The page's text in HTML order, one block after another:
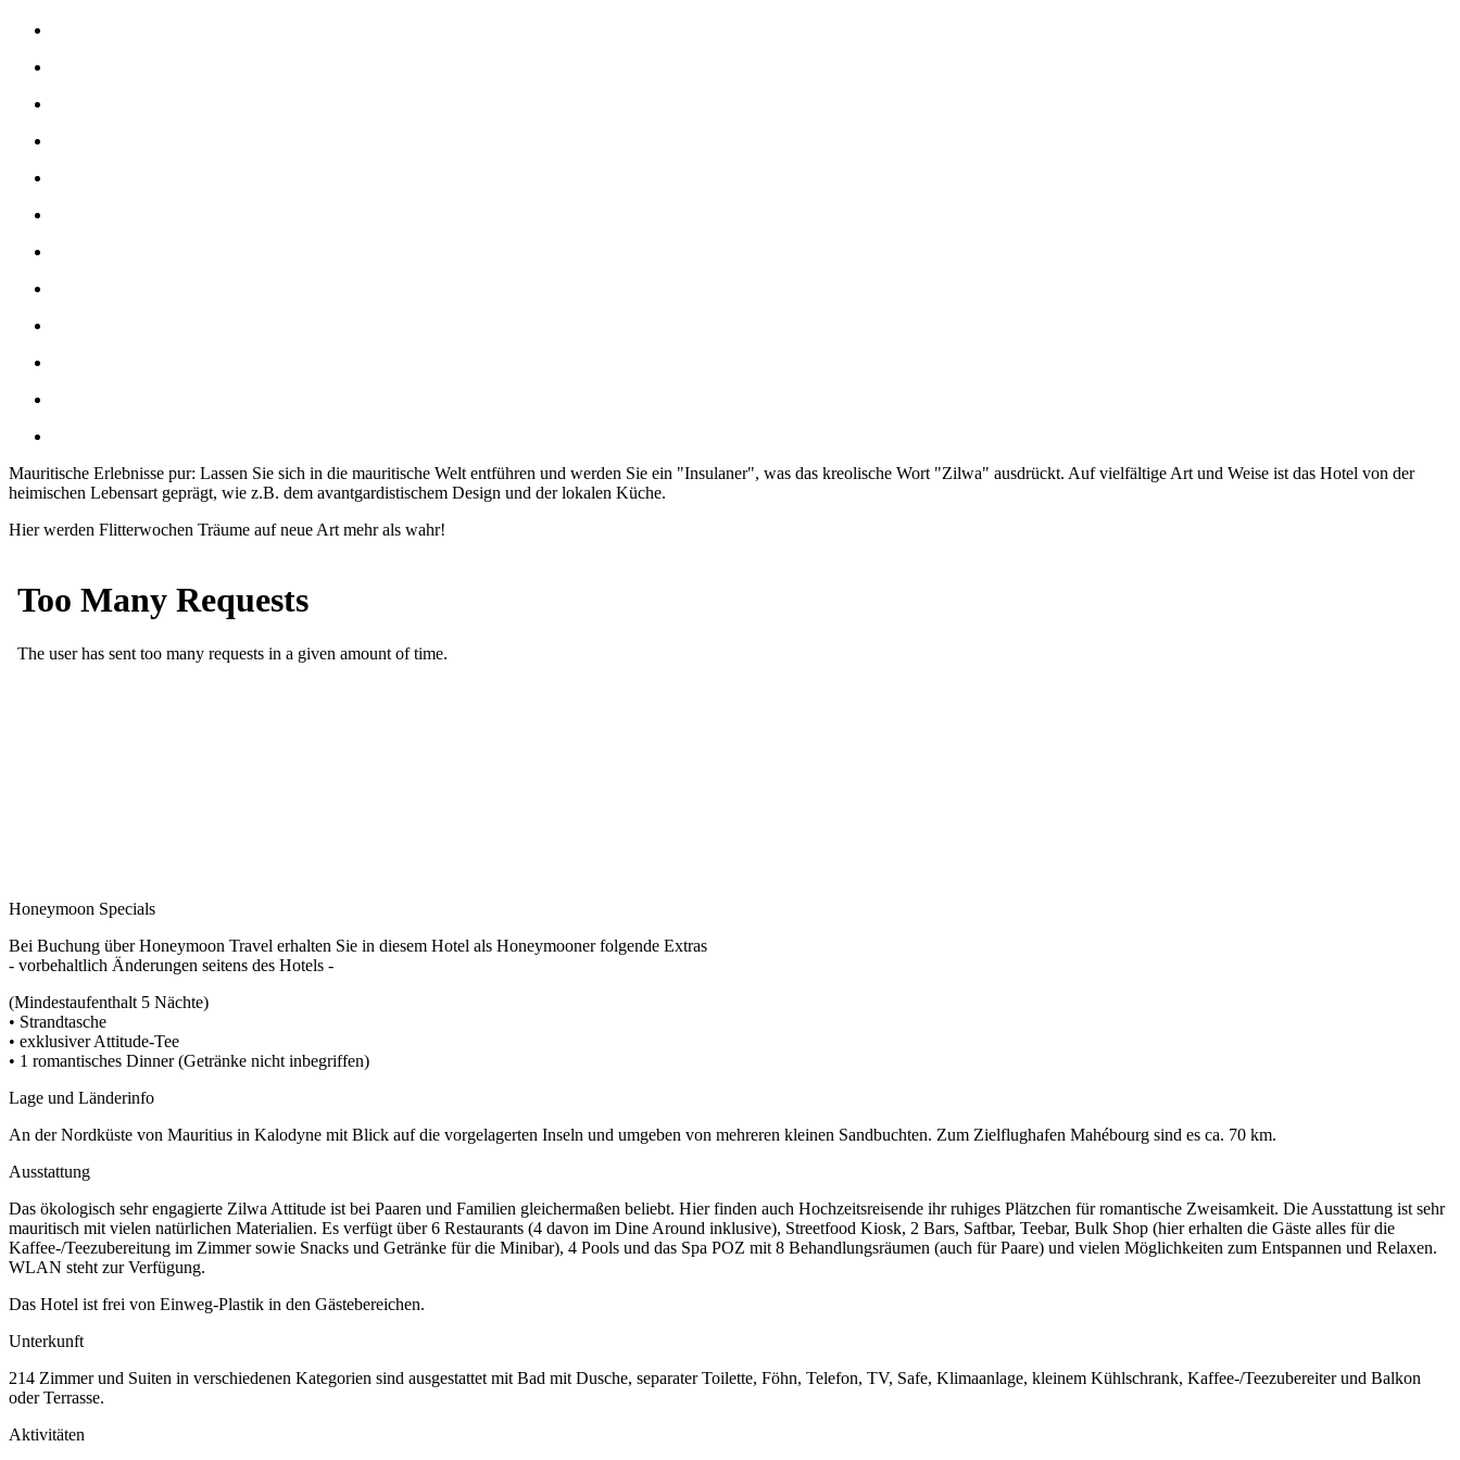
Mauritische Erlebnisse pur: Lassen Sie sich in die mauritische Welt entführen und werden Sie ein "Insulaner", was das kreolische Wort "Zilwa" ausdrückt. Auf vielfältige Art und Weise ist das Hotel von der
heimischen Lebensart geprägt, wie z.B. dem avantgardistischem Design und der lokalen Küche.
Hier werden Flitterwochen Träume auf neue Art mehr als wahr!
Honeymoon Specials
Bei Buchung über Honeymoon Travel erhalten Sie in diesem Hotel als Honeymooner folgende Extras
- vorbehaltlich Änderungen seitens des Hotels -
(Mindestaufenthalt 5 Nächte)
• Strandtasche
• exklusiver Attitude-Tee
• 1 romantisches Dinner (Getränke nicht inbegriffen)
Lage und Länderinfo
An der Nordküste von Mauritius in Kalodyne mit Blick auf die vorgelagerten Inseln und umgeben von mehreren kleinen Sandbuchten. Zum Zielflughafen Mahébourg sind es ca. 70 km.
Ausstattung
Das ökologisch sehr engagierte Zilwa Attitude ist bei Paaren und Familien gleichermaßen beliebt. Hier finden auch Hochzeitsreisende ihr ruhiges Plätzchen für romantische Zweisamkeit. Die Ausstattung ist sehr
mauritisch mit vielen natürlichen Materialien. Es verfügt über 6 Restaurants (4 davon im Dine Around inklusive), Streetfood Kiosk, 2 Bars, Saftbar, Teebar, Bulk Shop (hier erhalten die Gäste alles für die
Kaffee-/Teezubereitung im Zimmer sowie Snacks und Getränke für die Minibar), 4 Pools und das Spa POZ mit 8 Behandlungsräumen (auch für Paare) und vielen Möglichkeiten zum Entspannen und Relaxen.
WLAN steht zur Verfügung.
Das Hotel ist frei von Einweg-Plastik in den Gästebereichen.
Unterkunft
214 Zimmer und Suiten in verschiedenen Kategorien sind ausgestattet mit Bad mit Dusche, separater Toilette, Föhn, Telefon, TV, Safe, Klimaanlage, kleinem Kühlschrank, Kaffee-/Teezubereiter und Balkon
oder Terrasse.
Aktivitäten